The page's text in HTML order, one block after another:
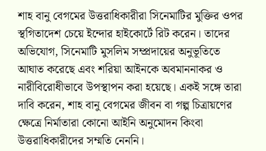
শাহ বানু বেগমের উত্তরাধিকারীরা সিনেমাটির মুক্তির ওপর
স্থগিতাদেশ চেয়ে ইন্দোর হাইকোর্টে রিট করেন। তাদের
অভিযোগ, সিনেমাটি মুসলিম সম্প্রদায়ের অনুভূতিতে
আঘাত করেছে এবং শরিয়া আইনকে অবমাননাকর ও
নারীবিরোধীভাবে উপস্থাপন করা হয়েছে। একই সঙ্গে তারা
দাবি করেন, শাহ বানু বেগমের জীবন বা গল্প চিত্রায়ণের
ক্ষেত্রে নির্মাতারা কোনো আইনি অনুমোদন কিংবা
উত্তরাধিকারীদের সম্মতি নেননি।